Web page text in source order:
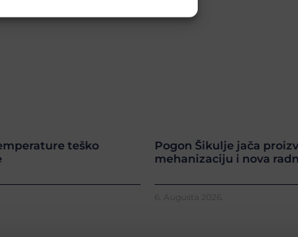
teško
Pogon Šikulje jača
mehanizaciju i nova
6. Augusta 2026.